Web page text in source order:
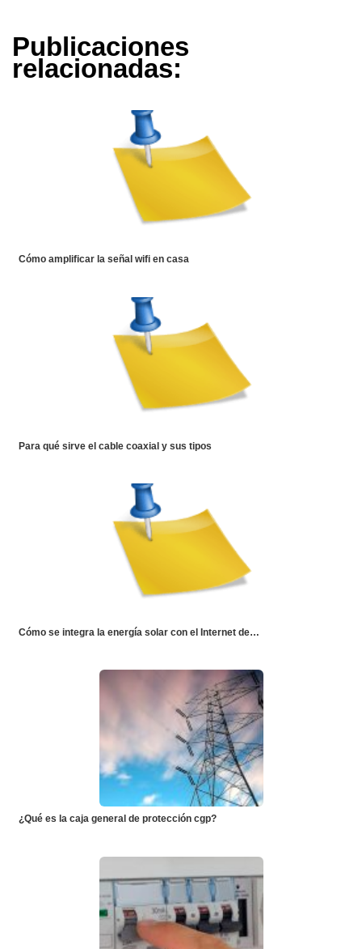
Publicaciones
relacionadas:
Cómo amplificar la señal wifi en casa
Para qué sirve el cable coaxial y sus tipos
Cómo se integra la energía solar con el Internet de…
¿Qué es la caja general de protección cgp?